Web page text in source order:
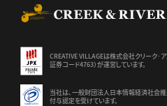
CREATIVE VILLAGEは株式会社クリーク･
証券コード4763）が運営しています。
当社は、一般財団法人日本情報経済社会推
付与認定を受けています。